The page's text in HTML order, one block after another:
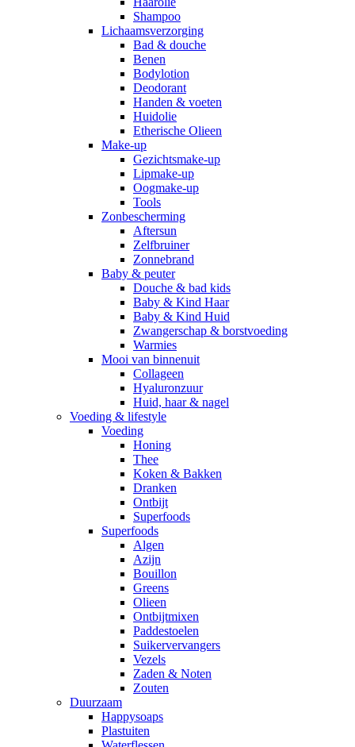
Shampoo
Lichaamsverzorging
Bad & douche
Benen
Bodylotion
Deodorant
Handen & voeten
Huidolie
Etherische Olieen
Make-up
Gezichtsmake-up
Lipmake-up
Oogmake-up
Tools
Zonbescherming
Aftersun
Zelfbruiner
Zonnebrand
Baby & peuter
Douche & bad kids
Baby & Kind Haar
Baby & Kind Huid
Zwangerschap & borstvoeding
Warmies
Mooi van binnenuit
Collageen
Hyaluronzuur
Huid, haar & nagel
Voeding & lifestyle
Voeding
Honing
Thee
Koken & Bakken
Dranken
Ontbijt
Superfoods
Superfoods
Algen
Azijn
Bouillon
Greens
Olieen
Ontbijtmixen
Paddestoelen
Suikervervangers
Vezels
Zaden & Noten
Zouten
Duurzaam
Happysoaps
Plastuiten